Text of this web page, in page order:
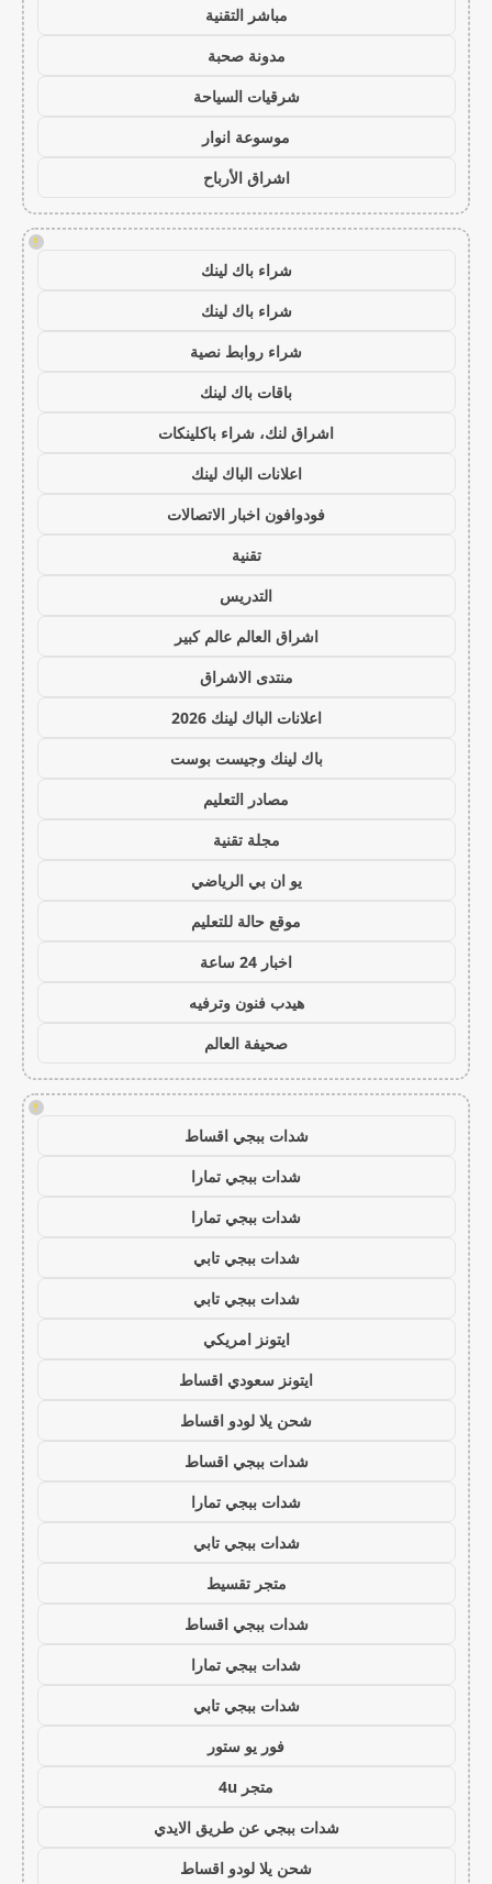
مباشر التقنية
مدونة صحبة
شرقيات السياحة
موسوعة انوار
اشراق الأرباح
!
شراء باك لينك
شراء باك لينك
شراء روابط نصية
باقات باك لينك
اشراق لنك، شراء باكلينكات
اعلانات الباك لينك
فودوافون اخبار الاتصالات
تقنية
التدريس
اشراق العالم عالم كبير
منتدى الاشراق
اعلانات الباك لينك 2026
باك لينك وجيست بوست
مصادر التعليم
مجلة تقنية
يو ان بي الرياضي
موقع حالة للتعليم
اخبار 24 ساعة
هيدب فنون وترفيه
صحيفة العالم
!
شدات ببجي اقساط
شدات ببجي تمارا
شدات ببجي تمارا
شدات ببجي تابي
شدات ببجي تابي
ايتونز امريكي
ايتونز سعودي اقساط
شحن يلا لودو اقساط
شدات ببجي اقساط
شدات ببجي تمارا
شدات ببجي تابي
متجر تقسيط
شدات ببجي اقساط
شدات ببجي تمارا
شدات ببجي تابي
فور يو ستور
متجر 4u
شدات ببجي عن طريق الايدي
شحن يلا لودو اقساط